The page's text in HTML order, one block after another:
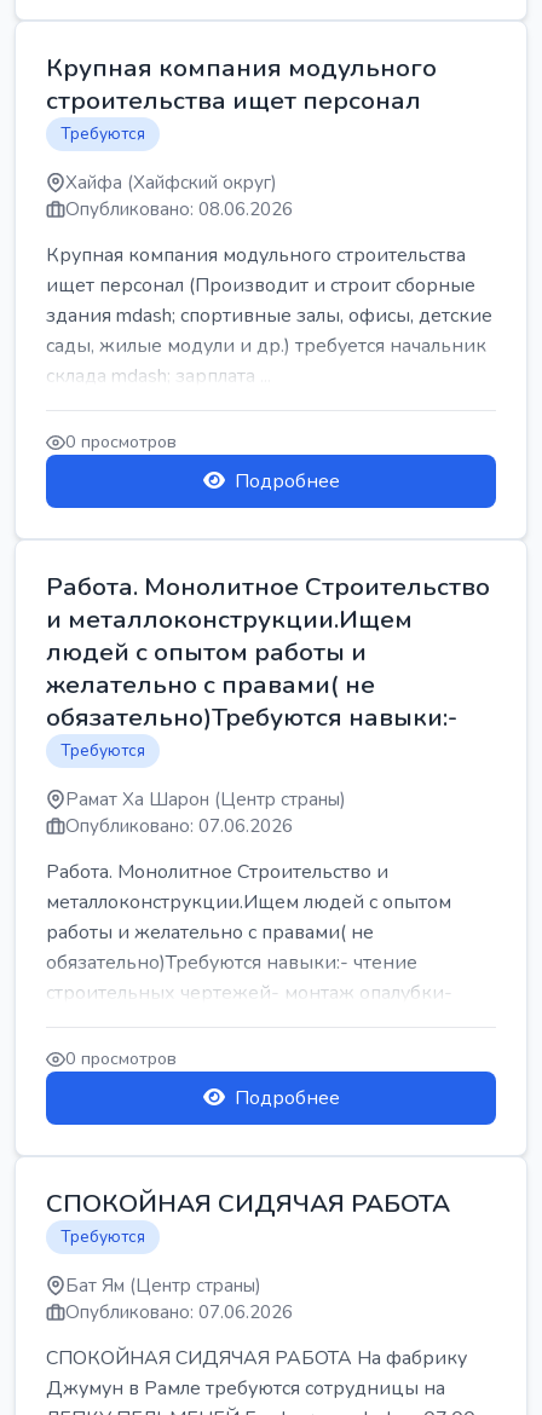
Крупная компания модульного
строительства ищет персонал
Требуются
Хайфа (Хайфский округ)
Опубликовано: 08.06.2026
Крупная компания модульного строительства
ищет персонал (Производит и строит сборные
здания mdash; спортивные залы, офисы, детские
сады, жилые модули и др.) требуется начальник
склада mdash; зарплата ...
0 просмотров
Подробнее
Работа. Монолитное Строительство
и металлоконструкции.Ищем
людей с опытом работы и
желательно с правами( не
обязательно)Требуются навыки:-
Требуются
Рамат Ха Шарон (Центр страны)
Опубликовано: 07.06.2026
Работа. Монолитное Строительство и
металлоконструкции.Ищем людей с опытом
работы и желательно с правами( не
обязательно)Требуются навыки:- чтение
строительных чертежей- монтаж опалубки-
армокаркасыОпл...
0 просмотров
Подробнее
СПОКОЙНАЯ СИДЯЧАЯ РАБОТА
Требуются
Бат Ям (Центр страны)
Опубликовано: 07.06.2026
СПОКОЙНАЯ СИДЯЧАЯ РАБОТА На фабрику
Джумун в Рамле требуются сотрудницы на